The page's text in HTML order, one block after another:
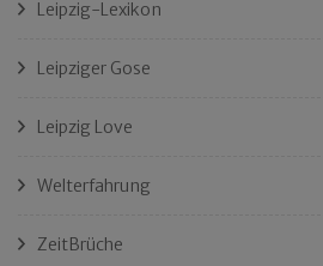
Leipzig-Lexikon
Leipziger Gose
Leipzig Love
Welterfahrung
ZeitBrüche